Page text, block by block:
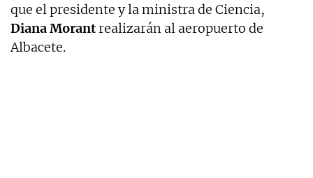
que el presidente y la ministra de Ciencia,
Diana Morant realizarán al aeropuerto de
Albacete.